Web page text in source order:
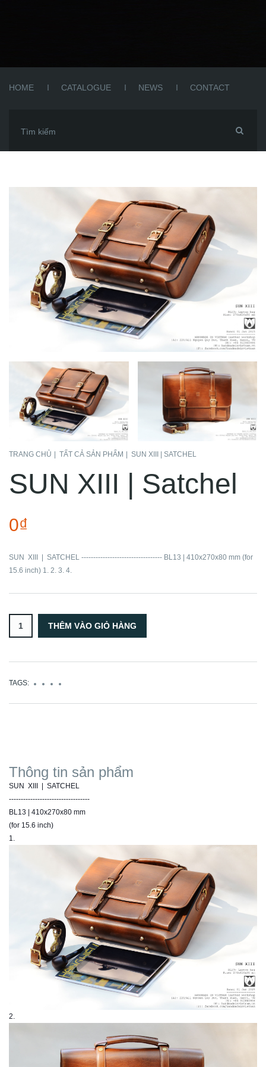
HOME CATALOGUE NEWS CONTACT
TRANG CHỦ TẤT CẢ SẢN PHẨM SUN XIII | SATCHEL
SUN XIII | Satchel
0₫
SUN XIII | SATCHEL ---------------------------------- BL13 | 410x270x80 mm (for
15.6 inch) 1. 2. 3. 4.
TAGS:
Thông tin sản phẩm
SUN XIII | SATCHEL
----------------------------------
BL13 | 410x270x80 mm
(for 15.6 inch)
1.
2.